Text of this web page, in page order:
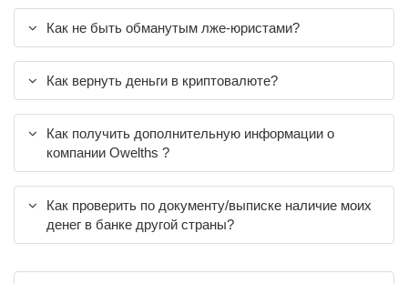
Как не быть обманутым лже-юристами?
Как вернуть деньги в криптовалюте?
Как получить дополнительную информации о
компании Owelths ?
Как проверить по документу/выписке наличие моих
денег в банке другой страны?